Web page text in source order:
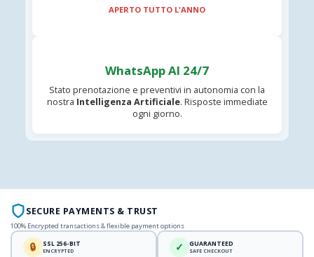
APERTO TUTTO L'ANNO
WhatsApp AI 24/7
Stato prenotazione e preventivi in autonomia con la
nostra Intelligenza Artificiale. Risposte immediate
ogni giorno.
SECURE PAYMENTS & TRUST
100% Encrypted transactions & flexible payment options
🔒 SSL 256-BIT
ENCRYPTED ✓ GUARANTEED
SAFE CHECKOUT